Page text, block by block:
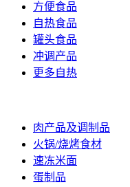
方便食品
自热食品
罐头食品
冲调产品
更多自热
肉产品及调制品
火锅/烧烤食材
速冻米面
蛋制品